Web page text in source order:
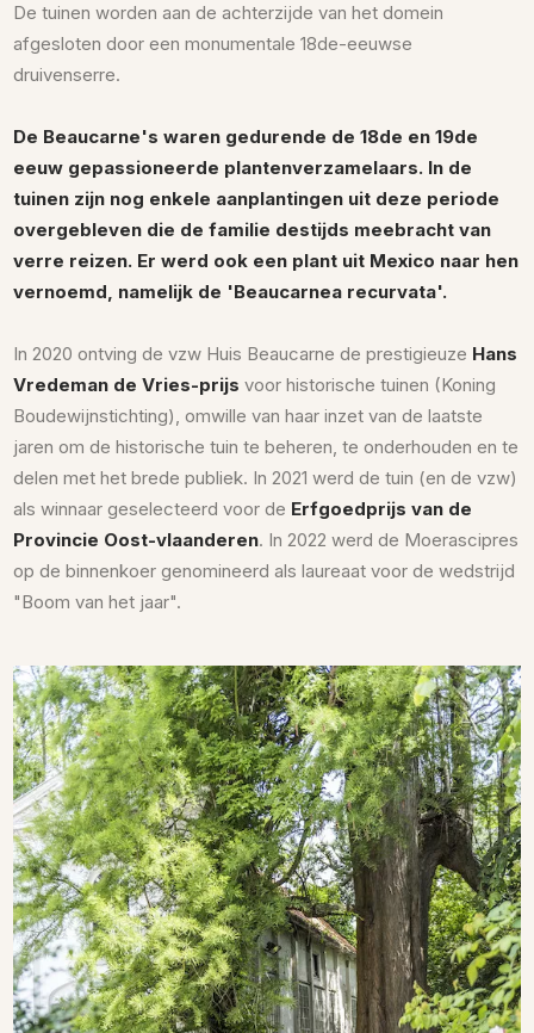
De tuinen worden aan de achterzijde van het domein
afgesloten door een monumentale 18de-eeuwse
druivenserre.
De Beaucarne's waren gedurende de 18de en 19de
eeuw gepassioneerde plantenverzamelaars. In de
tuinen zijn nog enkele aanplantingen uit deze periode
overgebleven die de familie destijds meebracht van
verre reizen. Er werd ook een plant uit Mexico naar hen
vernoemd, namelijk de 'Beaucarnea recurvata'.
In 2020 ontving de vzw Huis Beaucarne de prestigieuze Hans
Vredeman de Vries-prijsvoor historische tuinen (Koning
Boudewijnstichting), omwille van haar inzet van de laatste
jaren om de historische tuin te beheren, te onderhouden en te
delen met het brede publiek. In 2021 werd de tuin (en de vzw)
als winnaar geselecteerd voor de Erfgoedprijs van de
Provincie Oost-vlaanderen. In 2022 werd de Moerascipres
op de binnenkoer genomineerd als laureaat voor de wedstrijd
"Boom van het jaar".